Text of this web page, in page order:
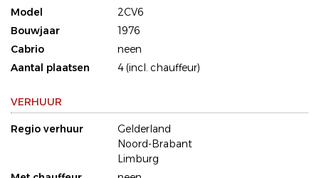
Model
2CV6
Bouwjaar
1976
Cabrio
neen
Aantal plaatsen
4 (incl. chauffeur)
VERHUUR
Regio verhuur
Gelderland
Noord-Brabant
Limburg